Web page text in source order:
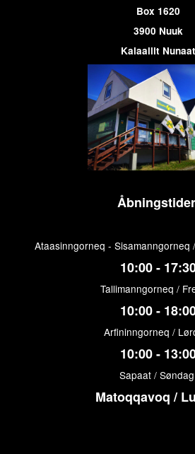
Box 1620
3900 Nuuk
Kalaallit Nunaat
Ataasinngorneq - Sisamanngorneq
10:00 -
Tallimanngorneq /
10:00 -
Arfininngorneq /
10:00 -
Sapaat /
Matoqqavoq /